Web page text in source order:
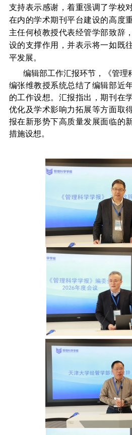
支持表示感谢，着重强调了学校
在内的学术期刊平台建设的高度
主任何桢教授代表经管学部致辞
设的支撑作用，并表示将一如既
平发展。
编辑部工作汇报环节，《管理
编张维教授系统总结了编辑部近
的工作设想。汇报指出，期刊在
优化及学术影响力拓展等方面取
报在新形势下高质量发展面临的
措施设想。